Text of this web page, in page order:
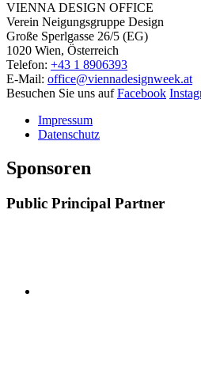
VIENNA DESIGN OFFICE
Verein Neigungsgruppe Design
Große Sperlgasse 26/5 (EG)
1020 Wien, Österreich
Telefon: +43 1 8906393
E-Mail: office@viennadesignweek.at
Besuchen Sie uns aufFacebook
Impressum
Datenschutz
Sponsoren
Public Principal Partner